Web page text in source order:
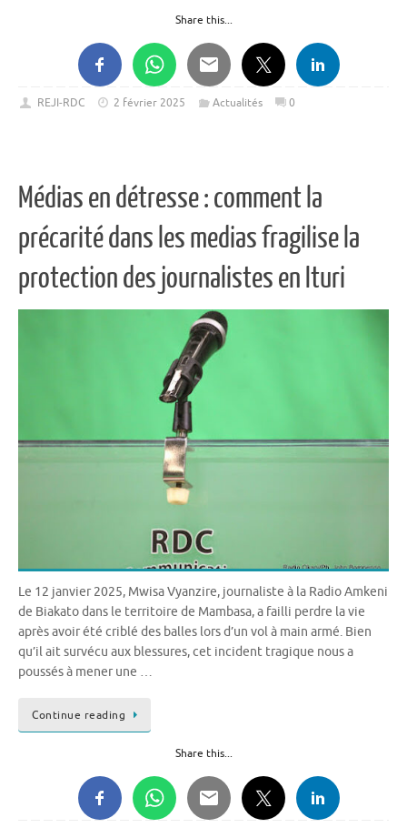
Share this...
REJI-RDC 2 février 2025 Actualités 0
Médias en détresse : comment la
précarité dans les medias fragilise la
protection des journalistes en Ituri
Le 12 janvier 2025, Mwisa Vyanzire, journaliste à la Radio Amkeni
de Biakato dans le territoire de Mambasa, a failli perdre la vie
après avoir été criblé des balles lors d’un vol à main armé. Bien
qu’il ait survécu aux blessures, cet incident tragique nous a
poussés à mener une …
Continue reading
Share this...